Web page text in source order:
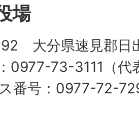
場
大分県速見郡日
0977-73-3111（代
番号：0977-72-